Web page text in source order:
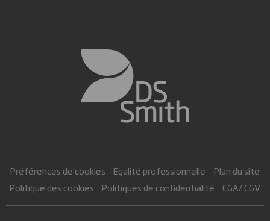
Préférences de cookies Egalité professionnelle
Plan du site
Politique des cookies
Politiques de confidentialité CGA/ CGV